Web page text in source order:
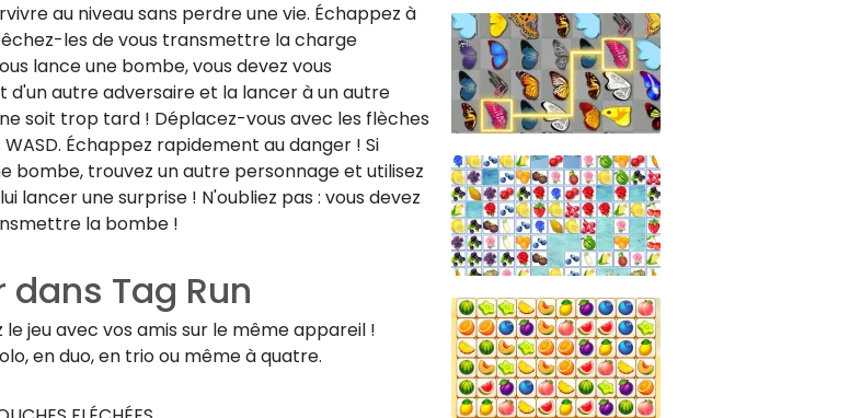
au niveau sans perdre une vie. Échappez à
les de vous transmettre la charge
lance une bombe, vous devez vous
autre adversaire et la lancer à un autre
soit trop tard ! Déplacez-vous avec les flèches
Échappez rapidement au danger ! Si
bombe, trouvez un autre personnage et utilisez
lancer une surprise ! N'oubliez pas : vous devez
la bombe !
Tag Run
le jeu avec vos amis sur le même appareil !
en duo, en trio ou même à quatre.